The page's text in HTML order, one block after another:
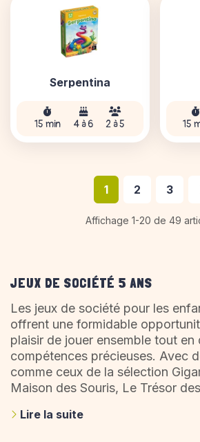
Serpentina
15 min 4 à 6 2 à 5 15
1 2 3
Affichage 1-20 de 49
JEUX DE SOCIÉTÉ 5 ANS
Les jeux de société pour les
offrent une formidable
plaisir de jouer ensemble tout
compétences précieuses. Avec
comme ceux de la sélection
Maison des Souris, Le Trésor
amusantes et enrichissantes,
Lire la suite